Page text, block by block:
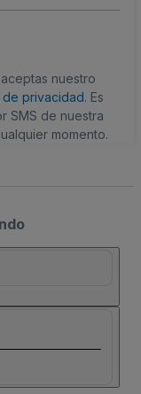
nuestro
privacidad. Es
SMS de nuestra
momento.